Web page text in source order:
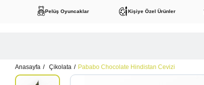
Pelüş Oyuncaklar Kişiye Özel Ürünler
Anasayfa Çikolata Pababo Chocolate Hindistan Cevizi